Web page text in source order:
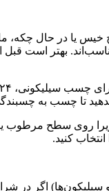
یا در حال چکه،
بهتر است
تا چسب به
روی سطح مرطوب یا
کنید.
اگر در